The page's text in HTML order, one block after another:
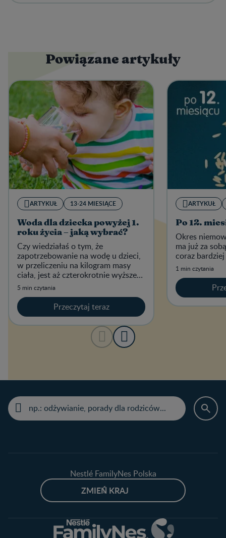
Powiązane artykuły
ARTYKUŁ 13-24 MIESIĄCE
Woda dla dziecka powyżej 1.
roku życia – jaką wybrać?
Czy wiedziałaś o tym, że
zapotrzebowanie na wodę u dzieci,
w przeliczeniu na kilogram masy
ciała, jest aż czterokrotnie wyższe
niż u osoby dorosłej?
5 min czytania
Przeczytaj teraz
ARTYKUŁ
Po 12.
Okres
ma już za
coraz
1 min czytania
Nestlé FamilyNes Polska
ZMIEŃ KRAJ